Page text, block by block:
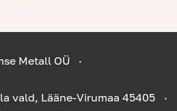
Metall OÜ
vald, Lääne-Virumaa 45405